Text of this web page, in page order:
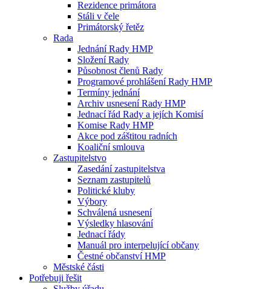
Rezidence primátora
Stáli v čele
Primátorský řetěz
Rada
Jednání Rady HMP
Složení Rady
Působnost členů Rady
Programové prohlášení Rady HMP
Termíny jednání
Archiv usnesení Rady HMP
Jednací řád Rady a jejích Komisí
Komise Rady HMP
Akce pod záštitou radních
Koaliční smlouva
Zastupitelstvo
Zasedání zastupitelstva
Seznam zastupitelů
Politické kluby
Výbory
Schválená usnesení
Výsledky hlasování
Jednací řády
Manuál pro interpelující občany
Čestné občanství HMP
Městské části
Potřebuji řešit